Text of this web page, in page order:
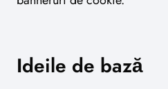
Ideile de bază